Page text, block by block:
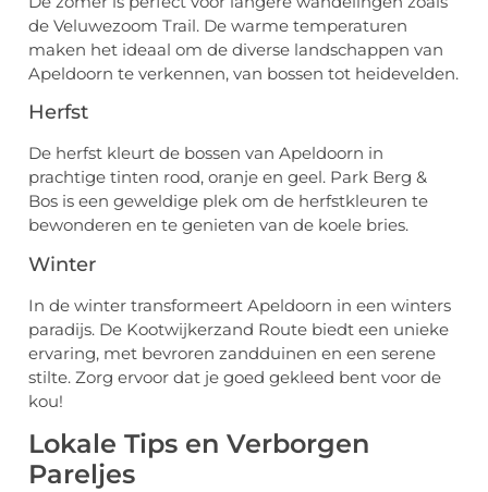
de Veluwezoom Trail. De warme temperaturen
maken het ideaal om de diverse landschappen van
Apeldoorn te verkennen, van bossen tot heidevelden.
Herfst
De herfst kleurt de bossen van Apeldoorn in
prachtige tinten rood, oranje en geel. Park Berg &
Bos is een geweldige plek om de herfstkleuren te
bewonderen en te genieten van de koele bries.
Winter
In de winter transformeert Apeldoorn in een winters
paradijs. De Kootwijkerzand Route biedt een unieke
ervaring, met bevroren zandduinen en een serene
stilte. Zorg ervoor dat je goed gekleed bent voor de
kou!
Lokale Tips en Verborgen
Pareljes